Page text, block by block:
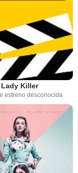
Lady Killer
estreno desconocida